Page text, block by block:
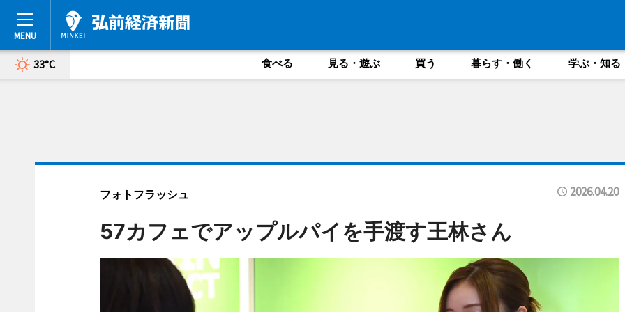
33°C 食べる 見る・遊ぶ 買う 暮らす・働く 学ぶ・知る
フォトフラッシュ 2026.04.20
57カフェでアップルパイを手渡す王林さん